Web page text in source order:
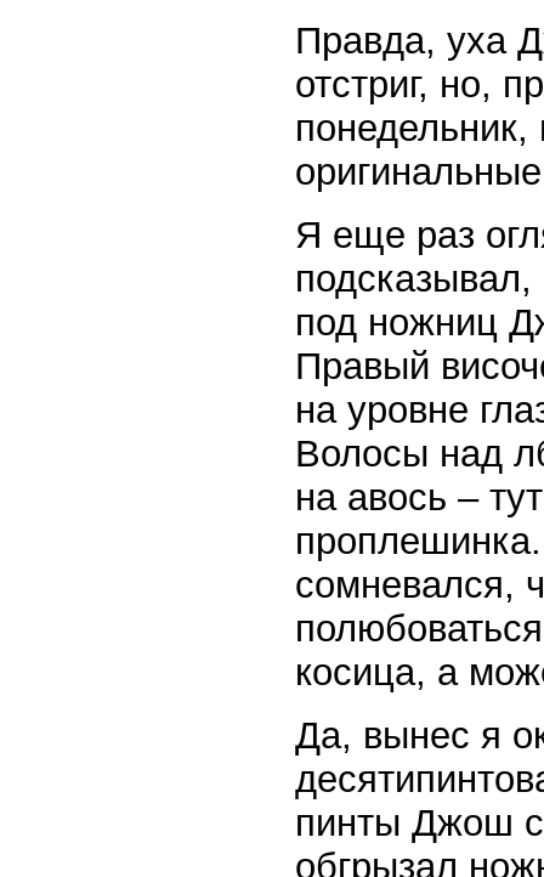
Правда, уха
отстриг, но,
Я еще раз
под ножниц
Правый
на уровне
Волосы над
на авось –
сомневался,
косица, а
Да, вынес я
пинты Джош с
обгрызал